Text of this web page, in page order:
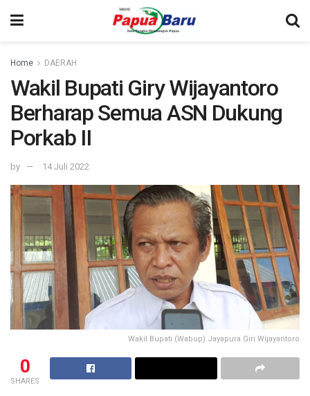
Home DAERAH
Wakil Bupati Giry Wijayantoro
Berharap Semua ASN Dukung
Porkab II
by 14 Juli 2022
Wakil Bupati (Wabup) Jayapura Giri Wijayantoro
0
SHARES